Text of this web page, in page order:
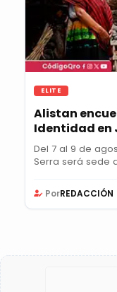
ELITE
Alistan
Identidad en
Del 7 al 9 de
Serra será sede
PorREDACCIÓN